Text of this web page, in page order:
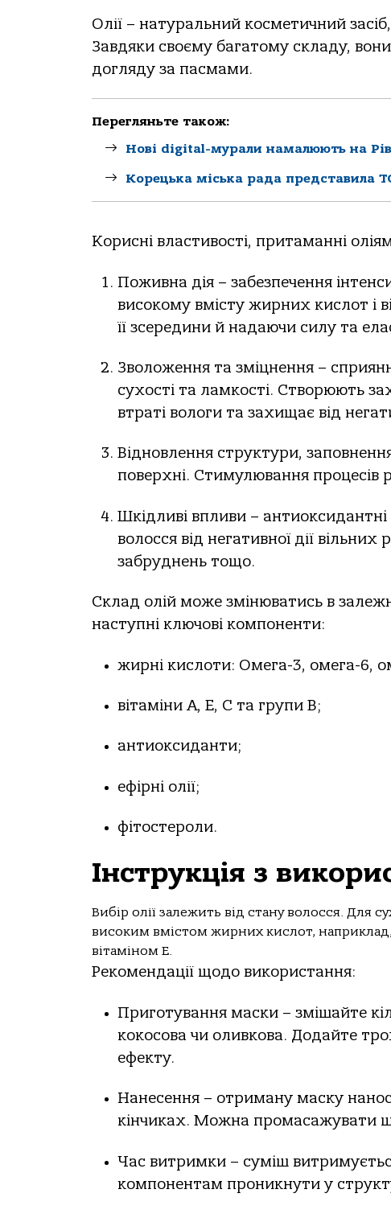
Олії – натуральний косметичний
Завдяки своєму багатому складу,
догляду за пасмами.
Перегляньте також:
Нові digital-мурали намалюють на
Корецька міська рада представила
Корисні властивості, притаманні
Поживна дія – забезпечення
високому вмісту жирних кислот і
її зсередини й надаючи силу та
Зволоження та зміцнення –
сухості та ламкості. Створюють
втраті вологи та захищає від
Відновлення структури,
поверхні. Стимулювання процесів
Шкідливі впливи –
волосся від негативної дії
забруднень тощо.
Склад олій може змінюватись в
наступні ключові компоненти:
жирні кислоти: Омега-3, омега-6,
вітаміни A, E, С та групи B;
антиоксиданти;
ефірні олії;
фітостероли.
Інструкція з
Вибір олії залежить від стану волосся. Для
високим вмістом жирних кислот,
вітаміном Е.
Рекомендації щодо використання:
Приготування маски – змішайте
кокосова чи оливкова. Додайте
ефекту.
Нанесення – отриману маску
кінчиках. Можна промасажувати
Час витримки – суміш
компонентам проникнути у